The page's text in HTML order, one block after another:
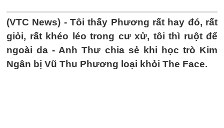
(VTC News) - Tôi thấy Phương rất hay đó, rất
giỏi, rất khéo léo trong cư xử, tôi thì ruột để
ngoài da - Anh Thư chia sẻ khi học trò Kim
Ngân bị Vũ Thu Phương loại khỏi The Face.